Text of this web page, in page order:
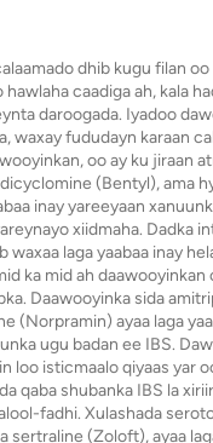
dhib kugu filan
caadiga ah, kala
daroogada. Iyadoo
waxay fududayn karaan
oo ay ku jiraan
(Bentyl), ama
inay yareeyaan
xiidmaha. Dadka
waxaa laga yaabaa inay
ka mid ah daawooyinkan
Daawooyinka sida
(Norpramin) ayaa laga
ugu badan ee IBS.
loo isticmaalo qiyaas yar
qaba shubanka IBS la
fadhi. Xulashada
sertraline (Zoloft), ayaa